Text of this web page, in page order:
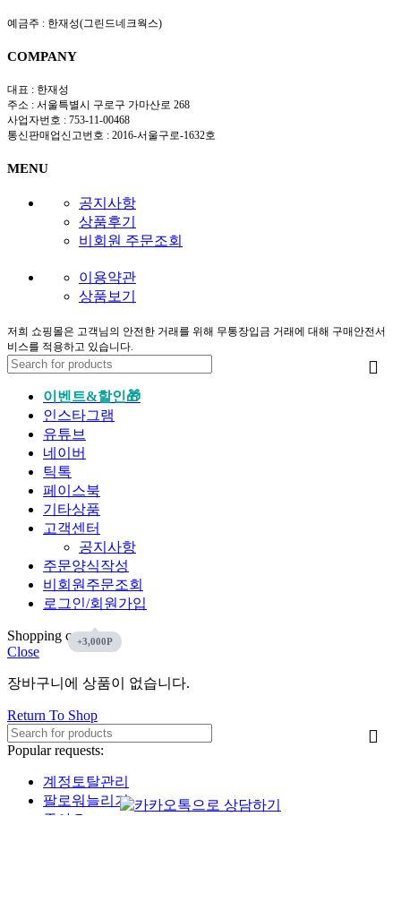
예금주 : 한재성(그린드네크웍스)
COMPANY
대표 : 한재성
주소 : 서울특별시 구로구 가마산로 268
사업자번호 : 753-11-00468
통신판매업신고번호 : 2016-서울구로-1632호
MENU
공지사항
상품후기
비회원 주문조회
이용약관
상품보기
저희 쇼핑몰은 고객님의 안전한 거래를 위해 무통장입금 거래에 대해 구매안전서
비스를 적용하고 있습니다.
이벤트&할인🎁
인스타그램
유튜브
네이버
틱톡
페이스북
기타상품
고객센터
공지사항
주문양식작성
비회원주문조회
로그인/회원가입
Shopping cart
Close
장바구니에 상품이 없습니다.
Return To Shop
Popular requests:
계정토탈관리
팔로워늘리기
좋아요